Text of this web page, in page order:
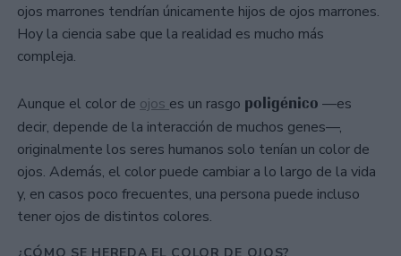
ojos marrones tendrían únicamente hijos de ojos marrones.
Hoy la ciencia sabe que la realidad es mucho más
compleja.
Aunque el color de ojos es un rasgo poligénico —es
decir, depende de la interacción de muchos genes—,
originalmente los seres humanos solo tenían un color de
ojos. Además, el color puede cambiar a lo largo de la vida
y, en casos poco frecuentes, una persona puede incluso
tener ojos de distintos colores.